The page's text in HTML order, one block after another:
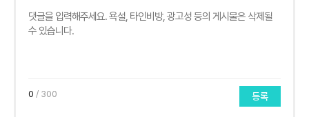
0 / 300 등록